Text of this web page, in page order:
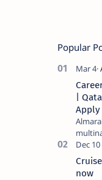
Popular
|
Apply
listed
It
now